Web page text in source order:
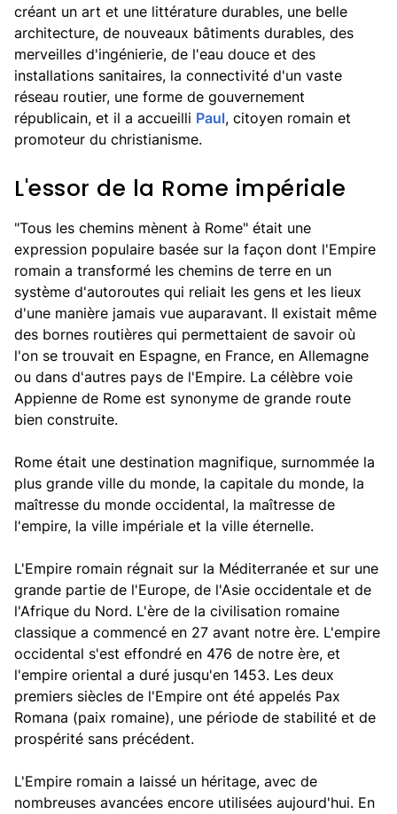
créant un art et une littérature durables, une belle
architecture, de nouveaux bâtiments durables, des
merveilles d'ingénierie, de l'eau douce et des
installations sanitaires, la connectivité d'un vaste
réseau routier, une forme de gouvernement
républicain, et il a accueilli Paul, citoyen romain et
promoteur du christianisme.
L'essor de la Rome impériale
"Tous les chemins mènent à Rome" était une
expression populaire basée sur la façon dont l'Empire
romain a transformé les chemins de terre en un
système d'autoroutes qui reliait les gens et les lieux
d'une manière jamais vue auparavant. Il existait même
des bornes routières qui permettaient de savoir où
l'on se trouvait en Espagne, en France, en Allemagne
ou dans d'autres pays de l'Empire. La célèbre voie
Appienne de Rome est synonyme de grande route
bien construite.
Rome était une destination magnifique, surnommée la
plus grande ville du monde, la capitale du monde, la
maîtresse du monde occidental, la maîtresse de
l'empire, la ville impériale et la ville éternelle.
L'Empire romain régnait sur la Méditerranée et sur une
grande partie de l'Europe, de l'Asie occidentale et de
l'Afrique du Nord. L'ère de la civilisation romaine
classique a commencé en 27 avant notre ère. L'empire
occidental s'est effondré en 476 de notre ère, et
l'empire oriental a duré jusqu'en 1453. Les deux
premiers siècles de l'Empire ont été appelés Pax
Romana (paix romaine), une période de stabilité et de
prospérité sans précédent.
L'Empire romain a laissé un héritage, avec de
nombreuses avancées encore utilisées aujourd'hui. En